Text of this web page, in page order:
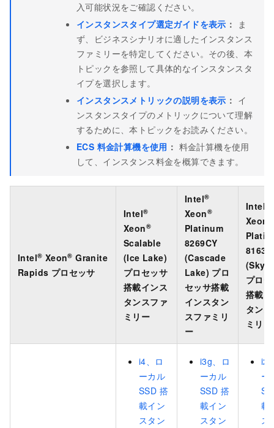
入可能状況をご確認ください。
インスタンスタイプ選定ガイドを表示 ： ま
ず、ビジネスシナリオに適したインスタンス
ファミリーを特定してください。その後、本
トピックを参照して具体的なインスタンスタ
イプを選択します。
インスタンスメトリックの説明を表示 ： イ
ンスタンスタイプのメトリックについて理解
するために、本トピックをお読みください。
ECS 料金計算機を使用 ： 料金計算機を使用
して、インスタンス料金を概算できます。
Intel® Xeon® Granite
Rapids プロセッサ
Intel®
Xeon®
Scalable
(Ice Lake)
プロセッサ
搭載インス
タンスファ
ミリー
Intel®
Xeon®
Platinum
8269CY
(Cascade
Lake) プロ
セッサ搭載
インスタン
スファミリ
ー
Intel
Xeon
8163
プロ
搭載
タン
ミリー
i4、ロ
ーカル
SSD 搭
載イン
スタン
i3g、ロ
ーカル
SSD 搭
載イン
スタン
i2
ー
載
ス